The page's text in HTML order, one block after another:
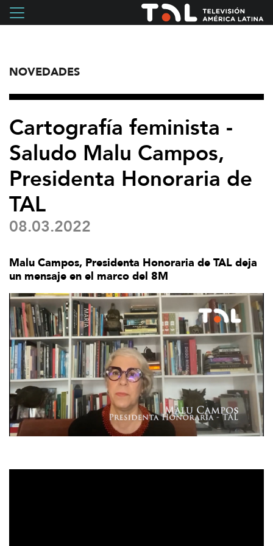
NOVEDADES
Cartografía feminista -
Saludo Malu Campos,
Presidenta Honoraria de
TAL
08.03.2022
Malu Campos, Presidenta Honoraria de TAL deja
un mensaje en el marco del 8M